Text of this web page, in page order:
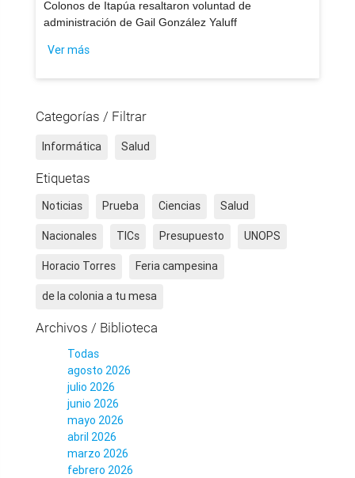
​Colonos de Itapúa resaltaron voluntad de
administración de Gail González Yaluff
Ver más
Categorías / Filtrar
Informática Salud
Etiquetas
Noticias Prueba Ciencias Salud
Nacionales TICs Presupuesto UNOPS
Horacio Torres Feria campesina
de la colonia a tu mesa
Archivos / Biblioteca
Todas
agosto 2026
julio 2026
junio 2026
mayo 2026
abril 2026
marzo 2026
febrero 2026